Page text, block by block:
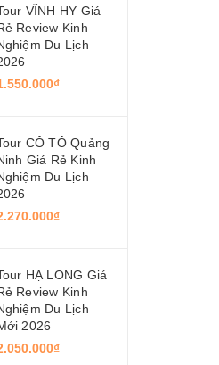
VĨNH HY Giá
Review Kinh
Du Lịch
CÔ TÔ Quảng
Giá Rẻ Kinh
Du Lịch
HẠ LONG Giá
Review Kinh
Du Lịch
2026